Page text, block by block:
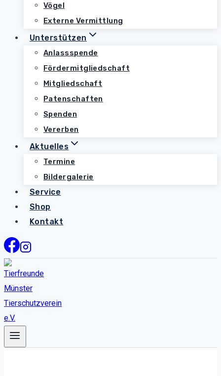
Vögel
Externe Vermittlung
Unterstützen
Anlassspende
Fördermitgliedschaft
Mitgliedschaft
Patenschaften
Spenden
Vererben
Aktuelles
Termine
Bildergalerie
Service
Shop
Kontakt